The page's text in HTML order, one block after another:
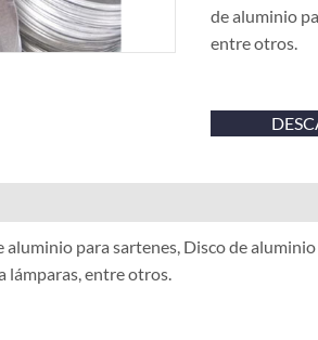
de aluminio
entre otros.
aluminio para sartenes, Disco de
lámparas, entre otros.